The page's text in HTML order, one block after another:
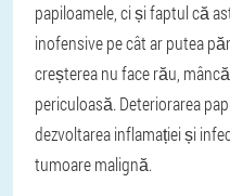
papiloamele, ci și faptul că
inofensive pe cât ar putea
creșterea nu face rău,
periculoasă. Deteriorarea
dezvoltarea inflamației și
tumoare malignă.